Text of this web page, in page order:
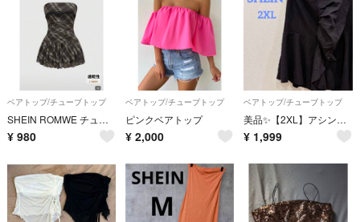
ベアトップ/チューブトップ
SHEIN ROMWE チューブトップワンピース チェック柄 チューブ
¥ 980
ベアトップ/チューブトップ
ピンクベアトップ
¥ 2,000
ベアトップ/チューブトップ
美品✨️【2XL】アシンメトリー フリル トップス ブラック ベアトップ 上品
¥ 1,999